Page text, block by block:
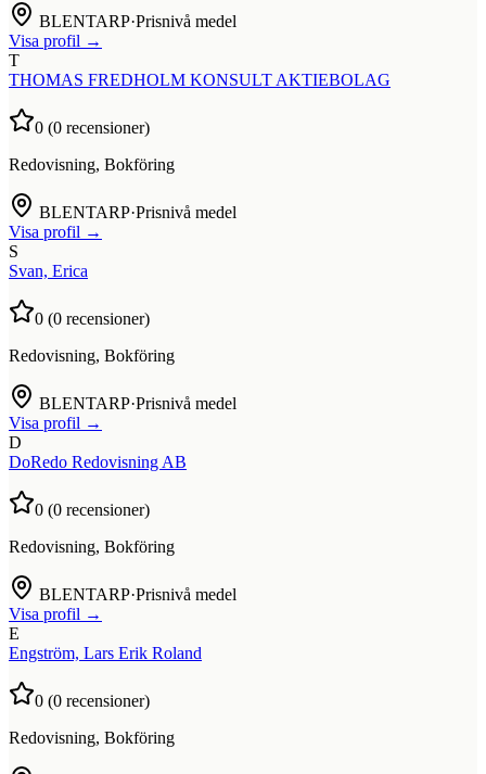
BLENTARP·Prisnivå medel
Visa profil →
T
THOMAS FREDHOLM KONSULT AKTIEBOLAG
0 (0 recensioner)
Redovisning, Bokföring
BLENTARP·Prisnivå medel
Visa profil →
S
Svan, Erica
0 (0 recensioner)
Redovisning, Bokföring
BLENTARP·Prisnivå medel
Visa profil →
D
DoRedo Redovisning AB
0 (0 recensioner)
Redovisning, Bokföring
BLENTARP·Prisnivå medel
Visa profil →
E
Engström, Lars Erik Roland
0 (0 recensioner)
Redovisning, Bokföring